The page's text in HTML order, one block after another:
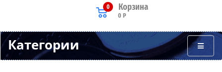
Корзина
0
0 Р
Категории